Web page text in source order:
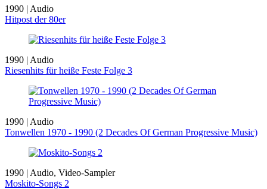
1990 | Audio
Hitpost der 80er
1990 | Audio
Riesenhits für heiße Feste Folge 3
1990 | Audio
Tonwellen 1970 - 1990 (2 Decades Of German Progressive Music)
1990 | Audio, Video-Sampler
Moskito-Songs 2